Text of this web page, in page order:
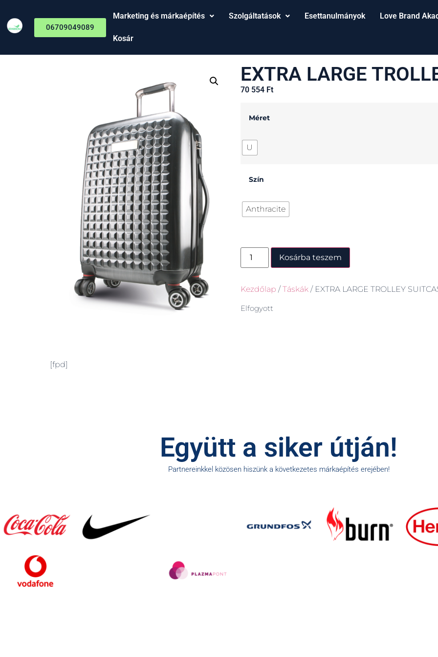
06709049089
Marketing és márkaépítés Szolgáltatások Esettanulmányok Love Brand
Kosár
EXTRA LARGE
70 554 Ft
Méret
U
Szín
Anthracite
Kosárba teszem
Kezdőlap /Táskák/ EXTRA LARGE TROLLEY
Elfogyott
[fpd]
Együtt a siker útján!
Partnereinkkel közösen hiszünk a következetes márkaépítés erejében!